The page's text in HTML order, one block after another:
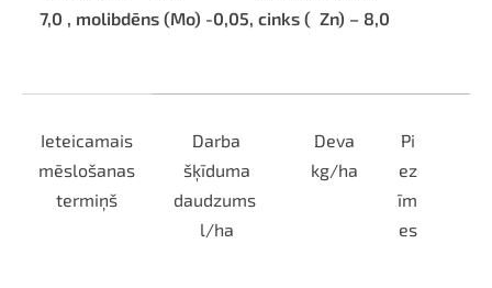
7,0 , molibdēns (Mo) -0,05, cinks ( Zn) – 8,0
Ieteicamais
mēslošanas
termiņš
Darba
šķīduma
daudzums
l/ha
Deva
kg/ha
Pi
ez
īm
es